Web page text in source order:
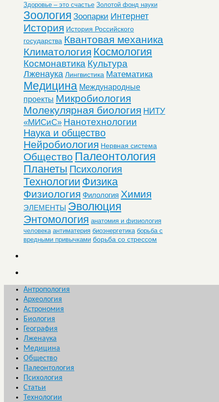
Здоровье – это счастье Золотой фонд науки
Зоология Зоопарки Интернет
История История Российского
государства Квантовая механика
Климатология Космология
Космонавтика Культура
Лженаука Лингвистика Математика
Медицина Международные
проекты Микробиология
Молекулярная биология НИТУ
«МИСиС» Нанотехнологии
Наука и общество
Нейробиология Нервная система
Общество Палеонтология
Планеты Психология
Технологии Физика
Физиология Филология Химия
ЭЛЕМЕНТЫ Эволюция
Энтомология анатомия и физиология
человека антиматерия биоэнергетика борьба с
вредными привычками борьба со стрессом
Антропология
Археология
Астрономия
Биология
География
Лженаука
Медицина
Общество
Палеонтология
Психология
Статьи
Технологии